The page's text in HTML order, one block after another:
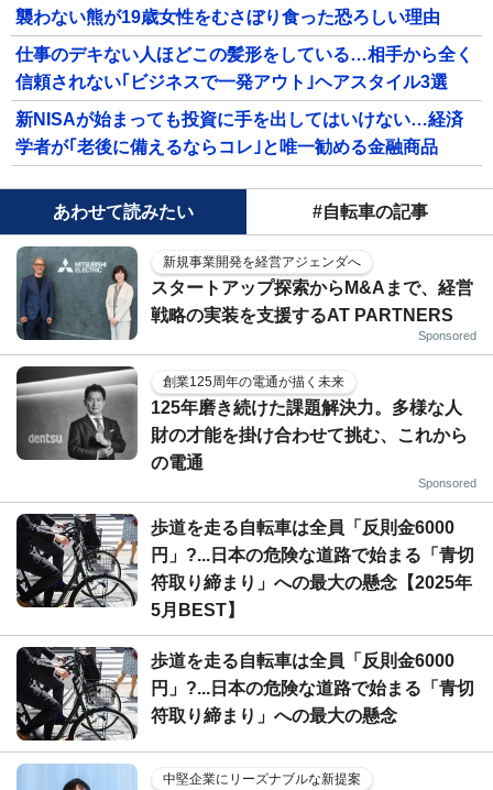
襲わない熊が19歳女性をむさぼり食った恐ろしい理由
仕事のデキない人ほどこの髪形をしている…相手から全く
信頼されない｢ビジネスで一発アウト｣ヘアスタイル3選
新NISAが始まっても投資に手を出してはいけない…経済
学者が｢老後に備えるならコレ｣と唯一勧める金融商品
あわせて読みたい #自転車の記事
新規事業開発を経営アジェンダへ
スタートアップ探索からM&Aまで、経営
戦略の実装を支援するAT PARTNERS
Sponsored
創業125周年の電通が描く未来
125年磨き続けた課題解決力。多様な人
財の才能を掛け合わせて挑む、これから
の電通
Sponsored
歩道を走る自転車は全員「反則金6000
円」?...日本の危険な道路で始まる「青切
符取り締まり」への最大の懸念【2025年
5月BEST】
歩道を走る自転車は全員「反則金6000
円」?...日本の危険な道路で始まる「青切
符取り締まり」への最大の懸念
中堅企業にリーズナブルな新提案